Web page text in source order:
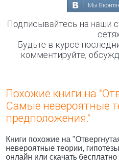
Мы
Подписывайтесь на наши
Будьте в курсе
комментируйте,
Похожие книги на
Самые невероятные
предположения."
Книги похожие на
невероятные теории,
онлайн или скачать